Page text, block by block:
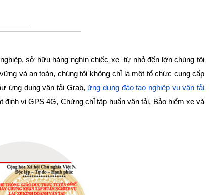
sở hữu hàng nghìn chiếc xe từ nhỏ đến lớn chúng tôi
và an toàn, chúng tôi không chỉ là một tổ chức cung cấp
ứng dụng vận tải Grab, ứng dụng đào tạo nghiệp vụ vận tải
vị GPS 4G, Chứng chỉ tập huấn vận tải, Bảo hiểm xe và